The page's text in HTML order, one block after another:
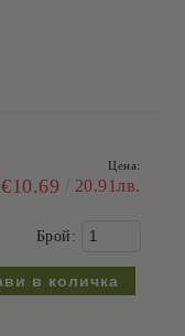
Цена:
€10.69 20.91лв.
Брой: